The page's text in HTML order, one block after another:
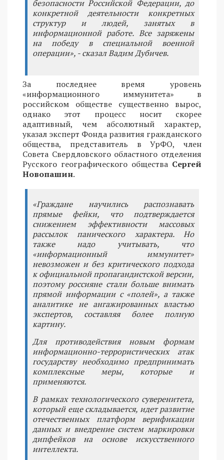
безопасности Российской Федерации, до
конкретной деятельности конкретных
структур и людей, занятых в
информационной работе. Все заряжены
на победу в специальной военной
операции», - сказал Вадим Дубичев.
За последнее время уровень
«информационного иммунитета» в
российском обществе существенно вырос,
однако этот процесс носит скорее
адаптивный, чем абсолютный характер,
указал эксперт Фонда развития гражданского
общества, представитель в УрФО, член
Совета Свердловского областного отделения
Русского географического общества Сергей
Новопашин.
«Граждане научились распознавать
прямые фейки, что подтверждается
снижением эффективности массовых
рассылок панического характера. Но
также надо учитывать, что
«информационный иммунитет»
невозможен и без критического подхода
к официальной пропагандистской версии,
поэтому россияне стали больше внимать
прямой информации с «полей», а также
аналитике не ангажированных властью
экспертов, составляя более полную
картину.
Для противодействия новым формам
информационно-террористических атак
государству необходимо предпринимать
комплексные меры, которые и
применяются.
В рамках технологического суверенитета,
который еще складывается, идет развитие
отечественных платформ верификации
данных и внедрение систем маркировки
дипфейков на основе искусственного
интеллекта.